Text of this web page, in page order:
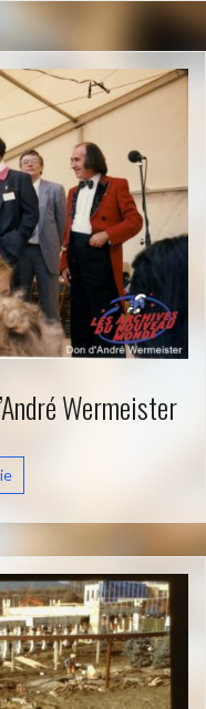
Wermeister